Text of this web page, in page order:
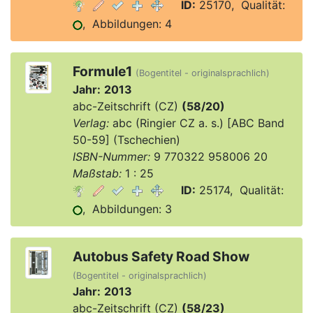
ID: 25170, Qualität:
, Abbildungen: 4
Formule1 (Bogentitel - originalsprachlich)
Jahr: 2013
abc-Zeitschrift (CZ) (58/20)
Verlag:abc (Ringier CZ a. s.) [ABC Band
50-59] (Tschechien)
ISBN-Nummer:9 770322 958006 20
Maßstab:1 : 25
ID: 25174, Qualität:
, Abbildungen: 3
Autobus Safety Road Show
(Bogentitel - originalsprachlich)
Jahr: 2013
abc-Zeitschrift (CZ) (58/23)